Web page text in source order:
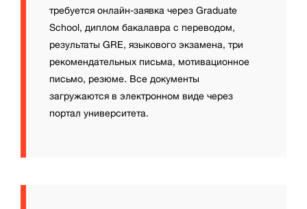
требуется онлайн-заявка через Graduate
School, диплом бакалавра с переводом,
результаты GRE, языкового экзамена, три
рекомендательных письма, мотивационное
письмо, резюме. Все документы
загружаются в электронном виде через
портал университета.